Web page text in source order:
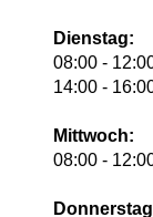
Dienstag:
08:00 -
14:00 -
Mittwoch:
08:00 -